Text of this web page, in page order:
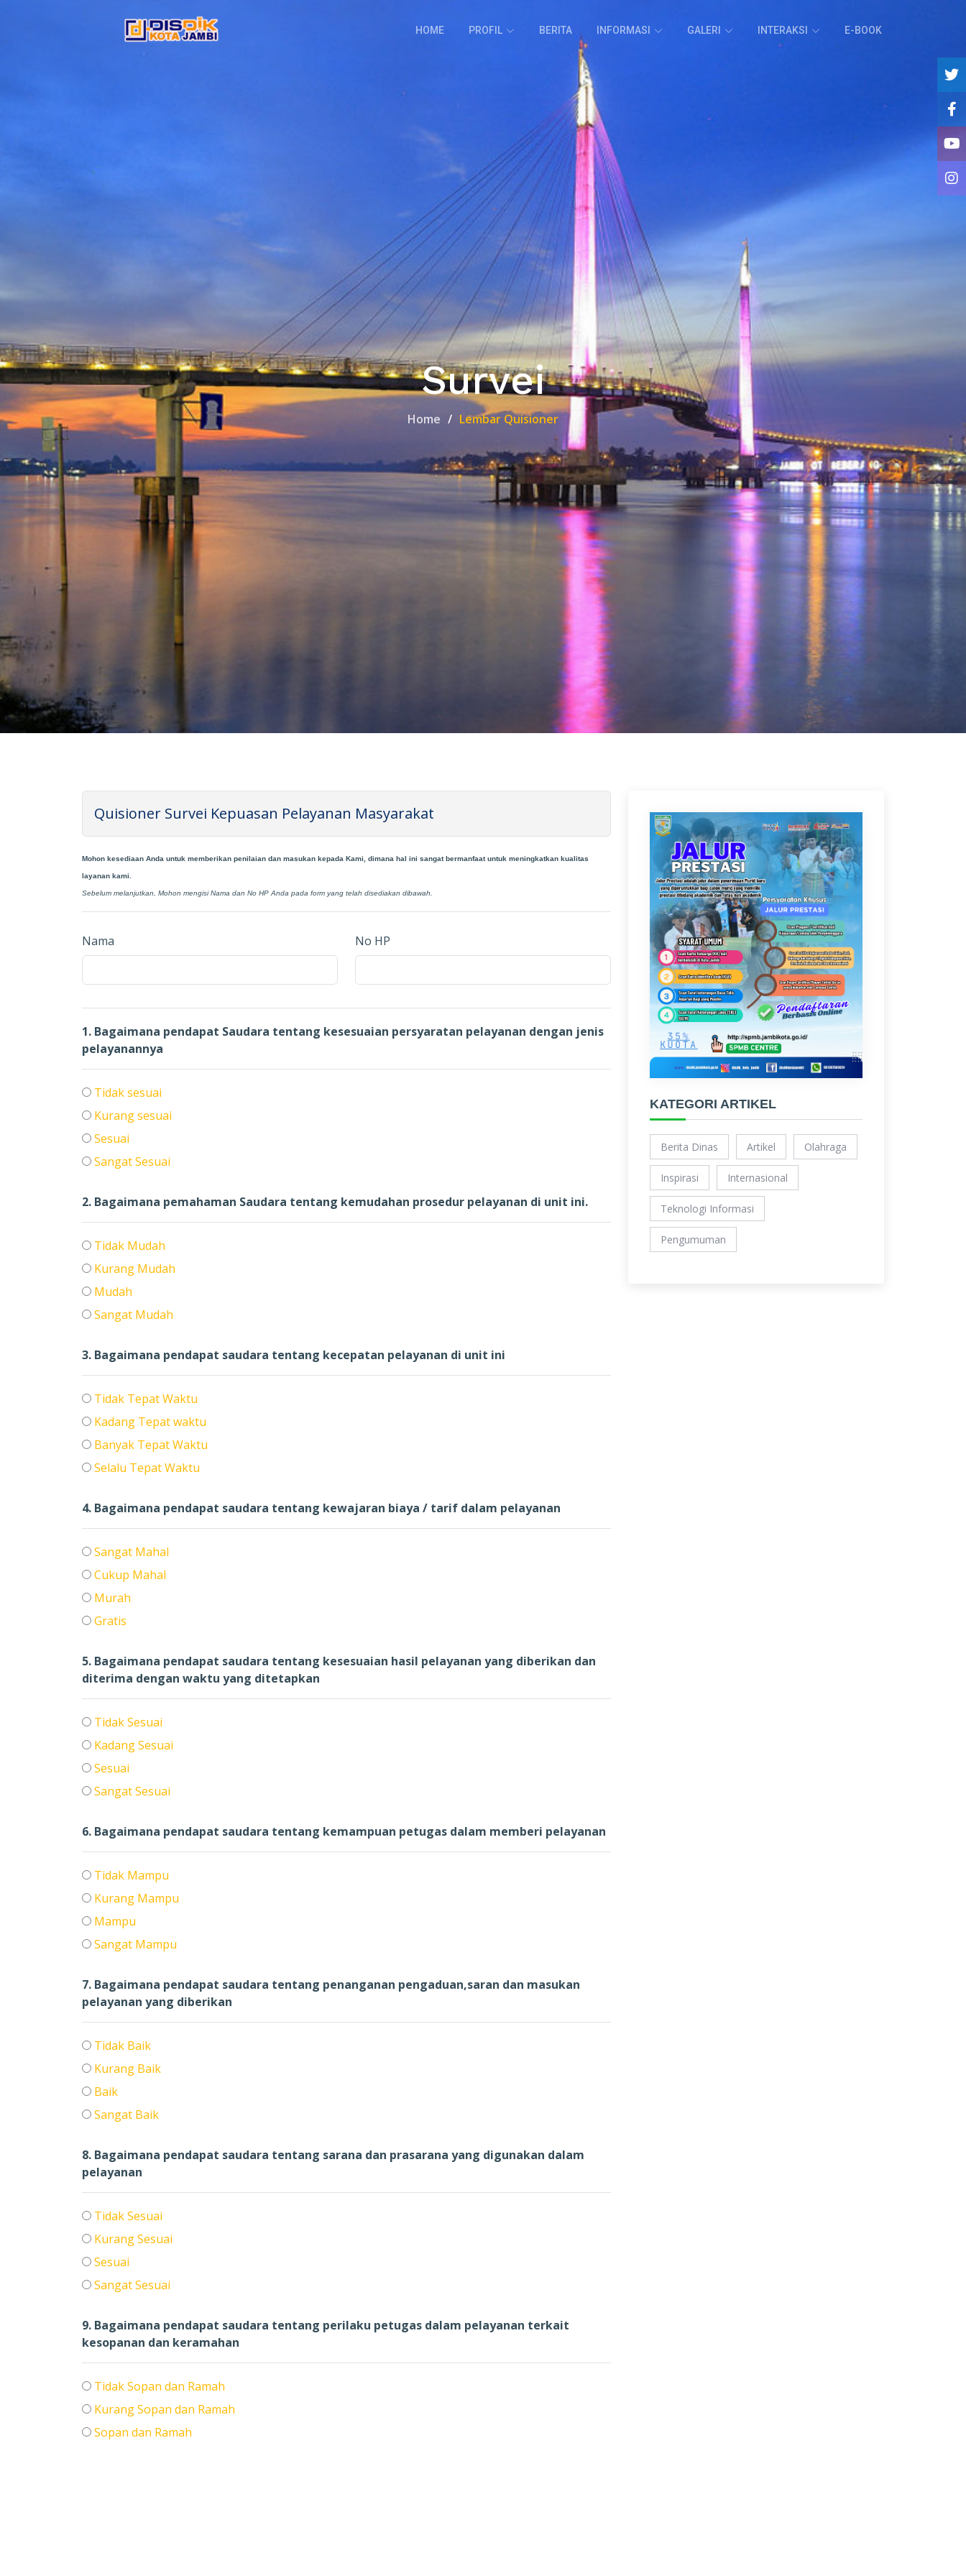
HOME PROFIL BERITA INFORMASI GALERI INTERAKSI E-BOOK
Survei
Home Lembar Quisioner
Quisioner Survei Kepuasan Pelayanan Masyarakat
Mohon kesediaan Anda untuk memberikan penilaian dan masukan kepada Kami, dimana hal ini sangat bermanfaat untuk meningkatkan kualitas
layanan kami.
Sebelum melanjutkan, Mohon mengisi Nama dan No HP Anda pada form yang telah disediakan dibawah.
Nama No HP
1. Bagaimana pendapat Saudara tentang kesesuaian persyaratan pelayanan dengan jenis
pelayanannya
Tidak sesuai
Kurang sesuai
Sesuai
Sangat Sesuai
2. Bagaimana pemahaman Saudara tentang kemudahan prosedur pelayanan di unit ini.
Tidak Mudah
Kurang Mudah
Mudah
Sangat Mudah
3. Bagaimana pendapat saudara tentang kecepatan pelayanan di unit ini
Tidak Tepat Waktu
Kadang Tepat waktu
Banyak Tepat Waktu
Selalu Tepat Waktu
4. Bagaimana pendapat saudara tentang kewajaran biaya / tarif dalam pelayanan
Sangat Mahal
Cukup Mahal
Murah
Gratis
5. Bagaimana pendapat saudara tentang kesesuaian hasil pelayanan yang diberikan dan
diterima dengan waktu yang ditetapkan
Tidak Sesuai
Kadang Sesuai
Sesuai
Sangat Sesuai
6. Bagaimana pendapat saudara tentang kemampuan petugas dalam memberi pelayanan
Tidak Mampu
Kurang Mampu
Mampu
Sangat Mampu
7. Bagaimana pendapat saudara tentang penanganan pengaduan,saran dan masukan
pelayanan yang diberikan
Tidak Baik
Kurang Baik
Baik
Sangat Baik
8. Bagaimana pendapat saudara tentang sarana dan prasarana yang digunakan dalam
pelayanan
Tidak Sesuai
Kurang Sesuai
Sesuai
Sangat Sesuai
9. Bagaimana pendapat saudara tentang perilaku petugas dalam pelayanan terkait
kesopanan dan keramahan
Tidak Sopan dan Ramah
Kurang Sopan dan Ramah
Sopan dan Ramah
KATEGORI ARTIKEL
Berita Dinas Artikel Olahraga
Inspirasi Internasional
Teknologi Informasi
Pengumuman